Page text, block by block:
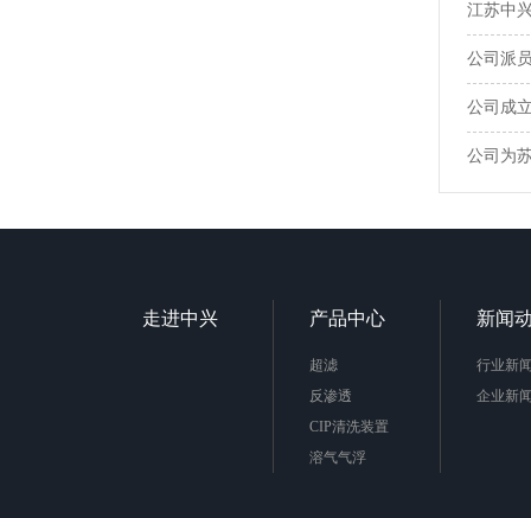
江苏中
公司派
公司成
公司为
走进中兴 产品中心
超滤
反渗透
CIP清洗装置
溶气气浮
新闻
行业新
企业新